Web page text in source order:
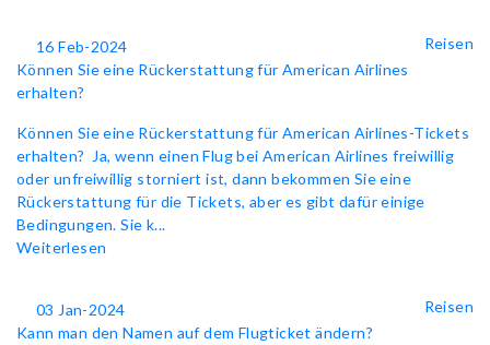
16 Feb-2024
Reisen
Können Sie eine Rückerstattung für American Airlines
erhalten?
Können Sie eine Rückerstattung für American Airlines-Tickets
erhalten? Ja, wenn einen Flug bei American Airlines freiwillig
oder unfreiwillig storniert ist, dann bekommen Sie eine
Rückerstattung für die Tickets, aber es gibt dafür einige
Bedingungen. Sie k...
Weiterlesen
03 Jan-2024
Reisen
Kann man den Namen auf dem Flugticket ändern?